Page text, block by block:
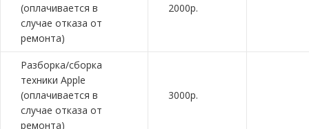
(оплачивается в
случае отказа от
ремонта)
2000р.
Разборка/сборка
техники Apple
(оплачивается в
случае отказа от
ремонта)
3000р.